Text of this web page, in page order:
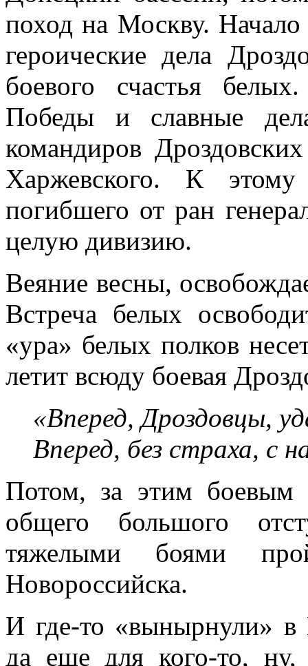
поход на Москву.
героические дела
боевого счастья
Победы и славные
командиров
Харжевского. К
погибшего от ран
целую дивизию.
Веяние весны,
Встреча белых
«ура» белых полков
летит всюду боевая
«Вперед, Дроздовцы,
Вперед, без страха, с
Потом, за этим боевым
общего большого
тяжелыми боями
Новороссийска.
И где-то «вынырнули»
да еще для кого-то, ну,